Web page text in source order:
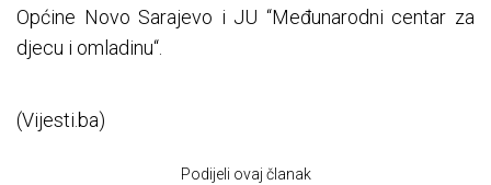
Općine Novo Sarajevo i JU “Međunarodni centar za
djecu i omladinu“.
(Vijesti.ba)
Podijeli ovaj članak